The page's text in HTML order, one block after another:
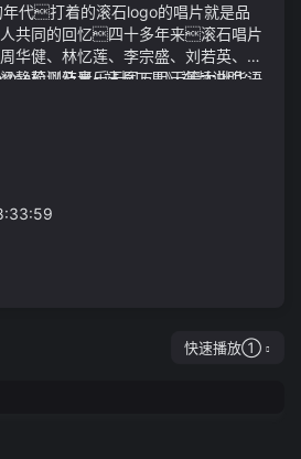
代打着的滚石logo的唱片就是品
共同的回忆四十多年来滚石唱片
华健、林忆莲、李宗盛、刘若英、任
静茹以及音乐天团五月天等大批华语
检视了一下自己的空窍得出结论
检测结果- 站长工具nrr杂志高被引综
检测结果- 站长工具》视频说明：
快速播放①